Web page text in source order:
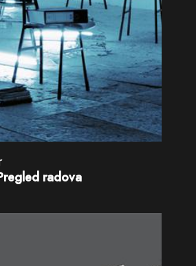
radova